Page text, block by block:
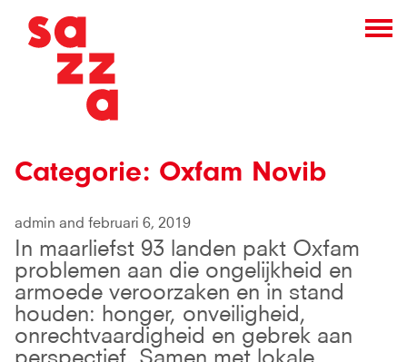
Categorie: Oxfam Novib
admin and februari 6, 2019
In maarliefst 93 landen pakt Oxfam
problemen aan die ongelijkheid en
armoede veroorzaken en in stand
houden: honger, onveiligheid,
onrechtvaardigheid en gebrek aan
perspectief. Samen met lokale